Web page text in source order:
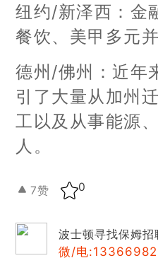
纽约/新泽西：金
餐饮、美甲多元并
德州/佛州：近年
引了大量从加州
工以及从事能源
人。
7赞 0
波士顿寻找保姆招
微/电